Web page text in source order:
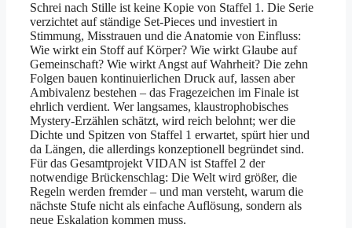
Schrei nach Stille ist keine Kopie von Staffel 1. Die Serie
verzichtet auf ständige Set-Pieces und investiert in
Stimmung, Misstrauen und die Anatomie von Einfluss:
Wie wirkt ein Stoff auf Körper? Wie wirkt Glaube auf
Gemeinschaft? Wie wirkt Angst auf Wahrheit? Die zehn
Folgen bauen kontinuierlichen Druck auf, lassen aber
Ambivalenz bestehen – das Fragezeichen im Finale ist
ehrlich verdient. Wer langsames, klaustrophobisches
Mystery-Erzählen schätzt, wird reich belohnt; wer die
Dichte und Spitzen von Staffel 1 erwartet, spürt hier und
da Längen, die allerdings konzeptionell begründet sind.
Für das Gesamtprojekt VIDAN ist Staffel 2 der
notwendige Brückenschlag: Die Welt wird größer, die
Regeln werden fremder – und man versteht, warum die
nächste Stufe nicht als einfache Auflösung, sondern als
neue Eskalation kommen muss.